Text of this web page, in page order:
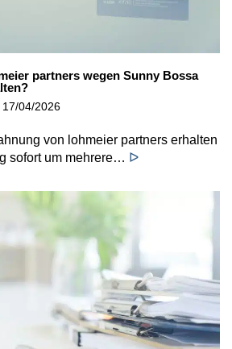
partners wegen Sunny Bossa
17/04/2026
von lohmeier partners erhalten
sofort um mehrere… ᐅ